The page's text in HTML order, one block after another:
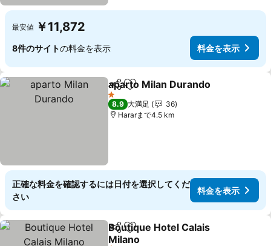
最安値 ￥11,872
8件のサイトの料金を表示 料金を表示
シェアお気に入りに追加
aparto Milan Durando
1 ホテルのランク
8.9 大満足
36
Hararまで4.5 km
正確な料金を確認するには日付を選択してくだ
さい
料金を表示
シェアお気に入りに追加
Boutique Hotel Calais
Milano